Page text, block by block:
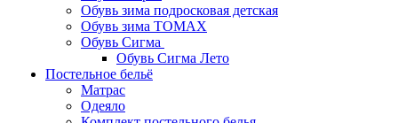
Обувь зима подросковая детская
Обувь зима ТОМАХ
Обувь Сигма
Обувь Сигма Лето
Постельное бельё
Матрас
Одеяло